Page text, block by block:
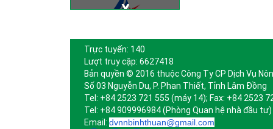
Trực tuyến: 140
Lượt truy cập: 6627418
Bản quyền © 2016 thuộc Công Ty CP Dịch Vụ
Số 03 Nguyễn Du, P. Phan Thiết, Tỉnh Lâm Đồng
Tel: +84 2523 721 555 (máy 14); Fax: +84 2523
Tel: +84 909996984 (Phòng Quan hệ nhà đầu tư)
Email: dvnnbinhthuan@gmail.com